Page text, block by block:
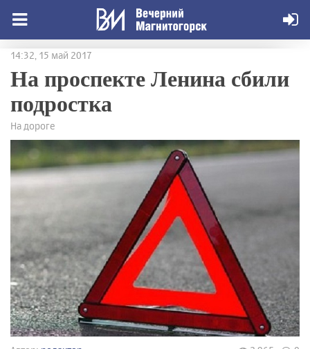
14:32, 15 май 2017
На проспекте Ленина сбили
подростка
На дороге